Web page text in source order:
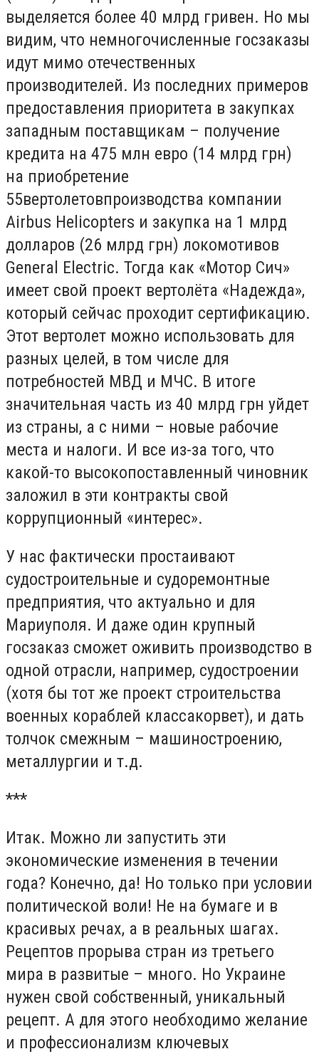
выделяется более 40 млрд гривен. Но мы
видим, что немногочисленные госзаказы
идут мимо отечественных
производителей. Из последних примеров
предоставления приоритета в закупках
западным поставщикам – получение
кредита на 475 млн евро (14 млрд грн)
на приобретение
55вертолетовпроизводства компании
Airbus Helicopters и закупка на 1 млрд
долларов (26 млрд грн) локомотивов
General Electric. Тогда как «Мотор Сич»
имеет свой проект вертолёта «Надежда»,
который сейчас проходит сертификацию.
Этот вертолет можно использовать для
разных целей, в том числе для
потребностей МВД и МЧС. В итоге
значительная часть из 40 млрд грн уйдет
из страны, а с ними – новые рабочие
места и налоги. И все из-за того, что
какой-то высокопоставленный чиновник
заложил в эти контракты свой
коррупционный «интерес».
У нас фактически простаивают
судостроительные и судоремонтные
предприятия, что актуально и для
Мариуполя. И даже один крупный
госзаказ сможет оживить производство в
одной отрасли, например, судостроении
(хотя бы тот же проект строительства
военных кораблей классакорвет), и дать
толчок смежным – машиностроению,
металлургии и т.д.
***
Итак. Можно ли запустить эти
экономические изменения в течении
года? Конечно, да! Но только при условии
политической воли! Не на бумаге и в
красивых речах, а в реальных шагах.
Рецептов прорыва стран из третьего
мира в развитые – много. Но Украине
нужен свой собственный, уникальный
рецепт. А для этого необходимо желание
и профессионализм ключевых